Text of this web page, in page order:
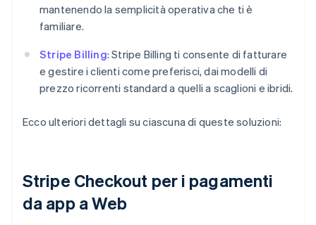
mantenendo la semplicità operativa che ti è
familiare.
Stripe Billing: Stripe Billing ti consente di fatturare
e gestire i clienti come preferisci, dai modelli di
prezzo ricorrenti standard a quelli a scaglioni e ibridi.
Ecco ulteriori dettagli su ciascuna di queste soluzioni:
Stripe Checkout per i pagamenti
da app a Web